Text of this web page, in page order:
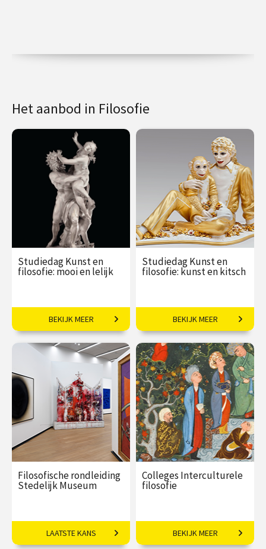
Het aanbod in Filosofie
Studiedag Kunst en
filosofie: mooi en lelijk
Het mooie, het lelijke en de
verbeelding van het kwaad
€ 69,00
BEKIJK MEER
Studiedag Kunst en
filosofie: kunst en kitsch
Door filosoof Arthur
d'Ansembourg
€ 69,00
BEKIJK MEER
Filosofische rondleiding
Stedelijk Museum
Waarom is dit kunst?
LAATSTE KANS
Colleges Interculturele
filosofie
Na deze reeks kijkt u met
andere ogen en met meer
BEKIJK MEER